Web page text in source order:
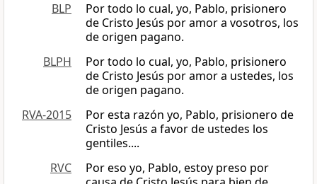
BLP
Por todo lo cual, yo, Pablo, prisionero
de Cristo Jesús por amor a vosotros, los
de origen pagano.
BLPH
Por todo lo cual, yo, Pablo, prisionero
de Cristo Jesús por amor a ustedes, los
de origen pagano.
RVA-2015
Por esta razón yo, Pablo, prisionero de
Cristo Jesús a favor de ustedes los
gentiles....
RVC
Por eso yo, Pablo, estoy preso por